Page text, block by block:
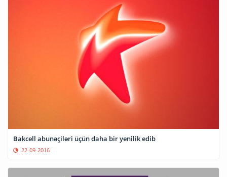
Bakcell abunəçiləri üçün daha bir yenilik edib
22-09-2016